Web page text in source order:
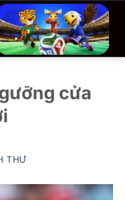
cửa
THƯ